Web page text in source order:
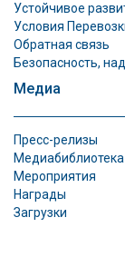
Устойчивое
Условия
Обратная связь
Безопасность,
Медиа
Пресс-релизы
Медиабиблиотека
Мероприятия
Награды
Загрузки